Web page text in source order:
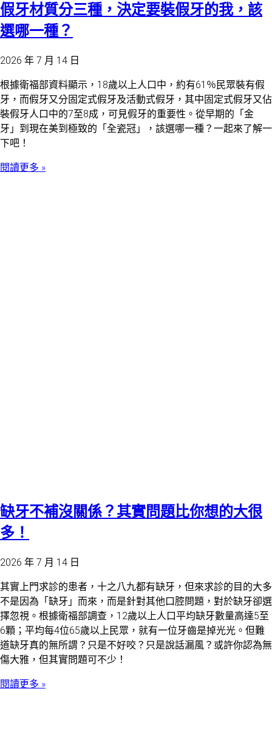
假牙材質分三種，決定要裝假牙的我，該
選哪一種？
2026 年 7 月 14 日
根據衛福部資料顯示，18歲以上人口中，約有61％民眾裝有假
牙，而假牙又分固定式假牙及活動式假牙，其中固定式假牙又佔
裝假牙人口中的7至8成，可見假牙的重要性。從早期的「金
牙」到現在美到極致的「全瓷冠」，該選哪一種？一起來了解一
下吧！
閱讀更多 »
缺牙不補沒關係？其實問題比你想的大很
多！
2026 年 7 月 14 日
其實上門求診的患者，十之八九都有缺牙，但來求診的目的大多
不是因為「缺牙」而來，而是針對其他口腔問題，對於缺牙卻選
擇忽視。根據衛福部調查，12歲以上人口平均缺牙數量高達5至
6顆；平均每4位65歲以上民眾，就有一位牙齒是掉光光。但難
道缺牙真的無所謂？只是不好咬？只是說話漏風？或許你認為無
傷大雅，但其實問題可不少！
閱讀更多 »